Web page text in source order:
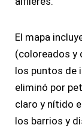
El mapa
(coloreados y
los puntos de
eliminó por
claro y nítido
los barrios y